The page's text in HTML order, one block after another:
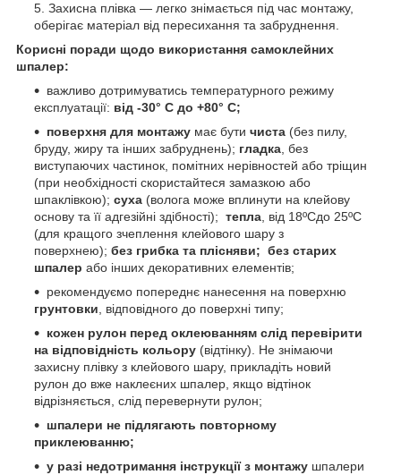
Захисна плівка ― легко знімається під час монтажу,
оберігає матеріал від пересихання та забруднення.
Корисні поради щодо використання самоклейних
шпалер:
важливо дотримуватись температурного режиму
експлуатації: від -30° C до +80° C;
поверхня для монтажу має бути чиста (без пилу,
бруду, жиру та інших забруднень); гладка, без
виступаючих частинок, помітних нерівностей або тріщин
(при необхідності скористайтеся замазкою або
шпаклівкою); суха (волога може вплинути на клейову
основу та її адгезійні здібності); тепла, від 18ºСдо 25ºС
(для кращого зчеплення клейового шару з
поверхнею); без грибка та плісняви; без старих
шпалер або інших декоративних елементів;
рекомендуємо попереднє нанесення на поверхню
грунтовки, відповідного до поверхні типу;
кожен рулон перед оклеюванням слід перевірити
на відповідність кольору (відтінку). Не знімаючи
захисну плівку з клейового шару, прикладіть новий
рулон до вже наклеєних шпалер, якщо відтінок
відрізняється, слід перевернути рулон;
шпалери не підлягають повторному
приклеюванню;
у разі недотримання інструкції з монтажу шпалери